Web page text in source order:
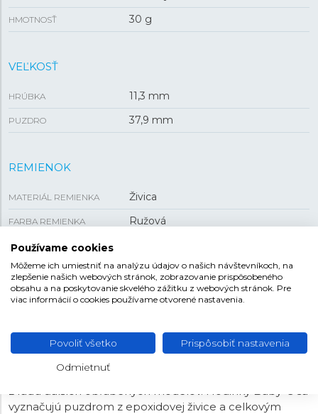
HMOTNOSŤ 30 g
VEĽKOSŤ
HRÚBKA 11,3 mm
PUZDRO 37,9 mm
REMIENOK
MATERIÁL REMIENKA Živica
FARBA REMIENKA Ružová
SPONA
CASIO BABY-G
určené predovšetkým pre menšie zápästie. Modely
tohto radu vychádzajú tak z tvarov pôvodného
ikonického typu G-Shock
z radu ďalších obľúbených modelov. Hodinky Baby-G sa
vyznačujú puzdrom z epoxidovej živice a celkovým
Používame cookies
Môžeme ich umiestniť na analýzu údajov o našich návštevníkoch, na
zlepšenie našich webových stránok, zobrazovanie prispôsobeného
obsahu a na poskytovanie skvelého zážitku z webových stránok. Pre
viac informácií o cookies používame otvorené nastavenia.
Povoliť všetko Prispôsobiť nastavenia
Odmietnuť